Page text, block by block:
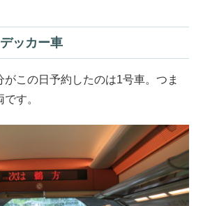
ッカー車
この日予約したのは1号車。つま
す。